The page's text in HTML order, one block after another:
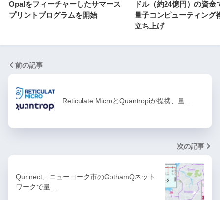
Opalをフィーチャーしたサマース
プリントプログラムを開始
ドル（約24億円）の資金
量子コンピューティング
立ち上げ
前の記事
Reticulate MicroとQuantropiが提携、量…
次の記事
Qunnect、ニューヨーク市のGothamQネット
ワークで量…